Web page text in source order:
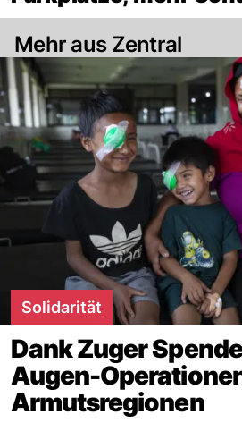
Mehr aus Zentral
Solidarität
Dank Zuger
Augen-
Armutsregionen